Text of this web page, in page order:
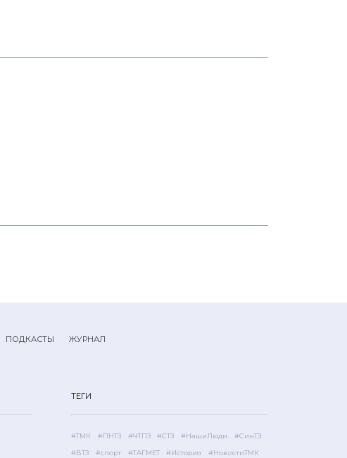
ПОДКАСТЫ ЖУРНАЛ
ТЕГИ
#ТМК #ПНТЗ #ЧТПЗ #СТЗ #НашиЛюди #СинТЗ
#ВТЗ #спорт #ТАГМЕТ #История #НовостиТМК